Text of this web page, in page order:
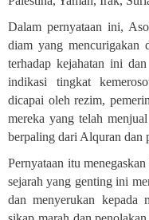
Dalam pernyataan ini,
diam yang mencurigakan
terhadap kejahatan ini
indikasi tingkat
dicapai oleh rezim,
mereka yang telah
berpaling dari Alquran dan
Pernyataan itu
sejarah yang genting ini
dan menyerukan kepada